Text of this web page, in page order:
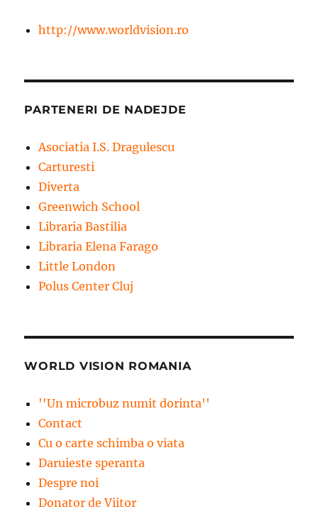
http://www.worldvision.ro
PARTENERI DE NADEJDE
Asociatia I.S. Dragulescu
Carturesti
Diverta
Greenwich School
Libraria Bastilia
Libraria Elena Farago
Little London
Polus Center Cluj
WORLD VISION ROMANIA
''Un microbuz numit dorinta''
Contact
Cu o carte schimba o viata
Daruieste speranta
Despre noi
Donator de Viitor